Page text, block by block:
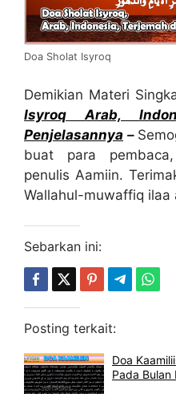
Doa Sholat Isyroq
Demikian Materi
Isyroq Arab,
Penjelasannya –
buat para
penulis Aamiin.
Wallahul-muwaffiq ilaa
Sebarkan ini:
Posting terkait:
Doa
Pada Bulan